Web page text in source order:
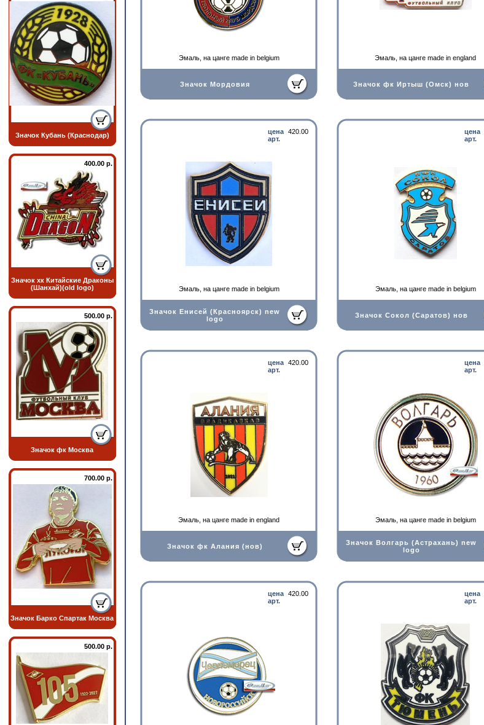
Значок Кубань (Краснодар)
400.00 р.
Значок хк Китайские Драконы
(Шанхай)(old logo)
500.00 р.
Значок фк Москва
700.00 р.
Значок Барко Спартак Москва
500.00 р.
Эмаль, на цанге made in belgium
Значок Мордовия
Эмаль, на цанге made in england
Значок фк Иртыш (Омск) нов
цена 420.00
арт.
Эмаль, на цанге made in belgium
Значок Енисей (Красноярск) new
logo
цена
арт.
Эмаль, на цанге made in belgium
Значок Сокол (Саратов) нов
цена 420.00
арт.
Эмаль, на цанге made in england
Значок фк Алания (нов)
цена
арт.
Эмаль, на цанге made in belgium
Значок Волгарь (Астрахань) new
logo
цена 420.00
арт.
цена
арт.